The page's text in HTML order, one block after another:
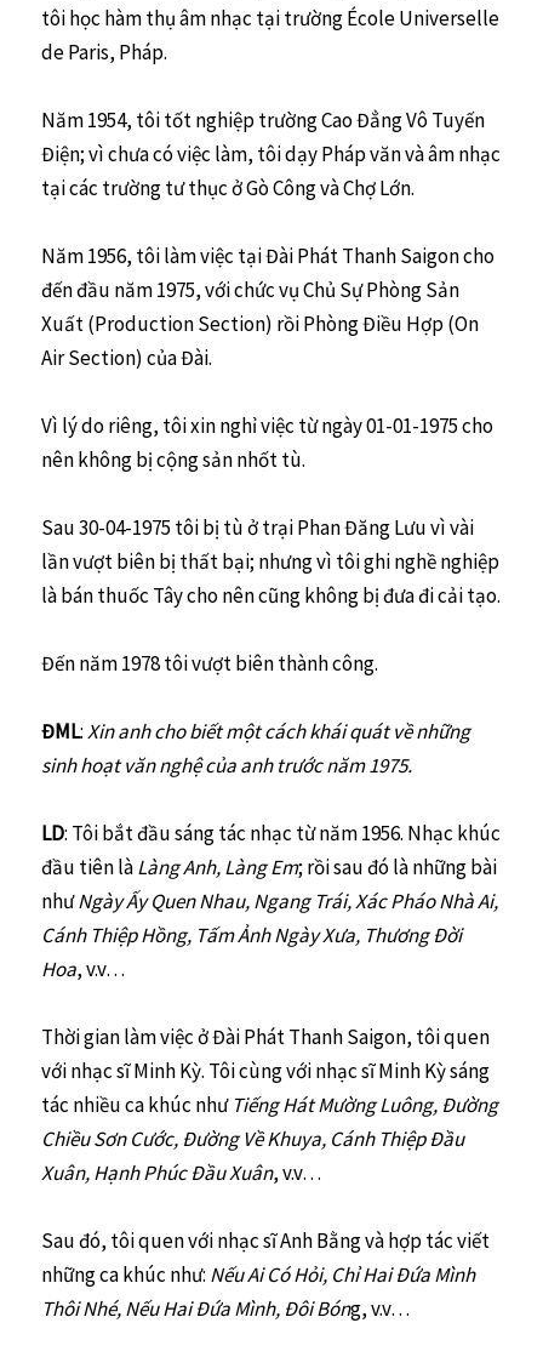
tôi học hàm thụ âm nhạc tại trường École Universelle
de Paris, Pháp.
Năm 1954, tôi tốt nghiệp trường Cao Đẳng Vô Tuyến
Điện; vì chưa có việc làm, tôi dạy Pháp văn và âm nhạc
tại các trường tư thục ở Gò Công và Chợ Lớn.
Năm 1956, tôi làm việc tại Đài Phát Thanh Saigon cho
đến đầu năm 1975, với chức vụ Chủ Sự Phòng Sản
Xuất (Production Section) rồi Phòng Điều Hợp (On
Air Section) của Đài.
Vì lý do riêng, tôi xin nghỉ việc từ ngày 01-01-1975 cho
nên không bị cộng sản nhốt tù.
Sau 30-04-1975 tôi bị tù ở trại Phan Đăng Lưu vì vài
lần vượt biên bị thất bại; nhưng vì tôi ghi nghề nghiệp
là bán thuốc Tây cho nên cũng không bị đưa đi cải tạo.
Đến năm 1978 tôi vượt biên thành công.
ĐML:Xin anh cho biết một cách khái quát về những
sinh hoạt văn nghệ của anh trước năm 1975.
LD: Tôi bắt đầu sáng tác nhạc từ năm 1956. Nhạc khúc
đầu tiên làLàng Anh, Làng Em; rồi sau đó là những bài
nhưNgày Ấy Quen Nhau, Ngang Trái, Xác Pháo Nhà Ai,
Cánh Thiệp Hồng, Tấm Ảnh Ngày Xưa, Thương Đời
Hoa, v.v…
Thời gian làm việc ở Đài Phát Thanh Saigon, tôi quen
với nhạc sĩ Minh Kỳ. Tôi cùng với nhạc sĩ Minh Kỳ sáng
tác nhiều ca khúc như Tiếng Hát Mường Luông, Đường
Chiều Sơn Cước, Đường Về Khuya, Cánh Thiệp Đầu
Xuân, Hạnh Phúc Đầu Xuân, v.v…
Sau đó, tôi quen với nhạc sĩ Anh Bằng và hợp tác viết
những ca khúc như: Nếu Ai Có Hỏi, Chỉ Hai Đứa Mình
Thôi Nhé, Nếu Hai Đứa Mình, Đôi Bóng, v.v…